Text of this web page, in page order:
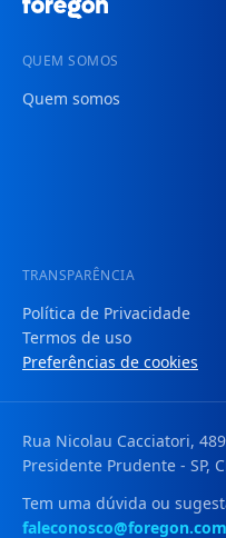
QUEM SOMOS
Quem somos
TRANSPARÊNCIA
Política de Privacidade
Termos de uso
Preferências de cookies
Rua Nicolau Cacciatori,
Presidente Prudente - SP,
Tem uma dúvida ou
faleconosco@foregon.com